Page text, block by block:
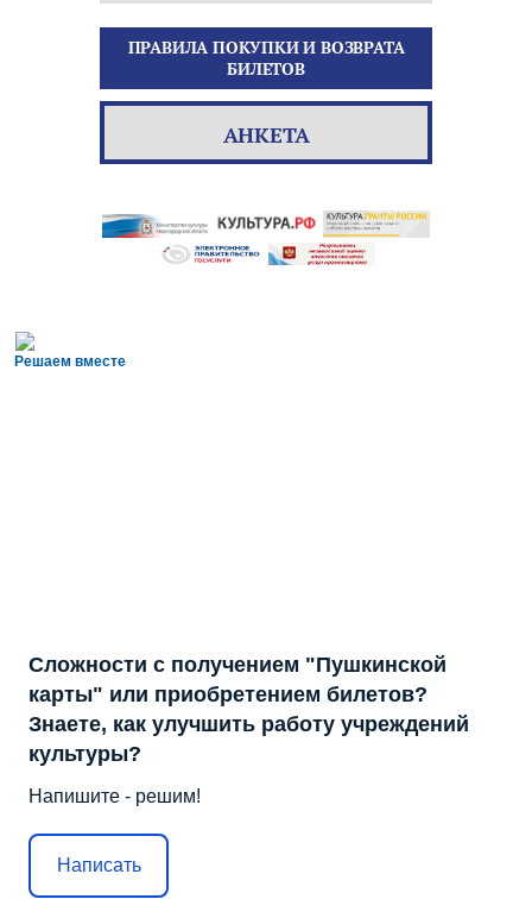
ПРАВИЛА ПОКУПКИ И ВОЗВРАТА
БИЛЕТОВ
АНКЕТА
Решаем вместе
Сложности с получением "Пушкинской
карты" или приобретением билетов?
Знаете, как улучшить работу учреждений
культуры?
Напишите - решим!
Написать